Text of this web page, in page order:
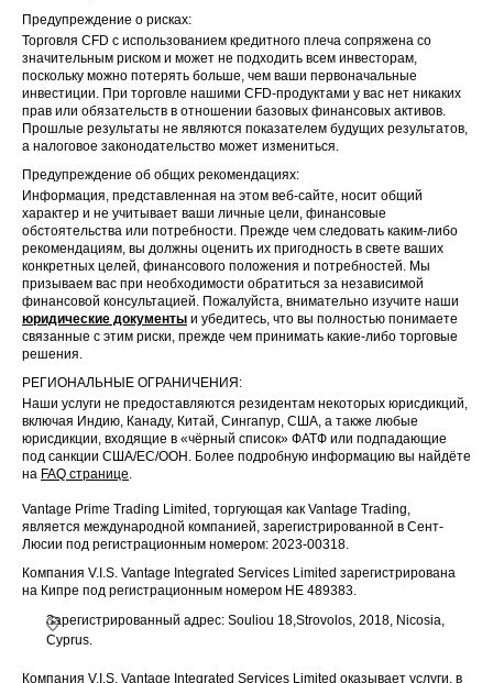
Предупреждение о рисках:
Торговля CFD с использованием кредитного плеча сопряжена со
значительным риском и может не подходить всем инвесторам,
поскольку можно потерять больше, чем ваши первоначальные
инвестиции. При торговле нашими CFD-продуктами у вас нет никаких
прав или обязательств в отношении базовых финансовых активов.
Прошлые результаты не являются показателем будущих результатов,
а налоговое законодательство может измениться.
Предупреждение об общих рекомендациях:
Информация, представленная на этом веб-сайте, носит общий
характер и не учитывает ваши личные цели, финансовые
обстоятельства или потребности. Прежде чем следовать каким-либо
рекомендациям, вы должны оценить их пригодность в свете ваших
конкретных целей, финансового положения и потребностей. Мы
призываем вас при необходимости обратиться за независимой
финансовой консультацией. Пожалуйста, внимательно изучите наши
юридические документы и убедитесь, что вы полностью понимаете
связанные с этим риски, прежде чем принимать какие-либо торговые
решения.
РЕГИОНАЛЬНЫЕ ОГРАНИЧЕНИЯ:
Наши услуги не предоставляются резидентам некоторых юрисдикций,
включая Индию, Канаду, Китай, Сингапур, США, а также любые
юрисдикции, входящие в «чёрный список» ФАТФ или подпадающие
под санкции США/ЕС/ООН. Более подробную информацию вы найдёте
на FAQ странице.
Vantage Prime Trading Limited, торгующая как Vantage Trading,
является международной компанией, зарегистрированной в Сент-
Люсии под регистрационным номером: 2023-00318.
Компания V.I.S. Vantage Integrated Services Limited зарегистрирована
на Кипре под регистрационным номером HE 489383.
Зарегистрированный адрес: Souliou 18,Strovolos, 2018, Nicosia,
Cyprus.
Компания V.I.S. Vantage Integrated Services Limited оказывает услуги, в